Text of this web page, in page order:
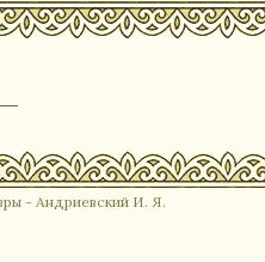
- Андриевский И. Я.